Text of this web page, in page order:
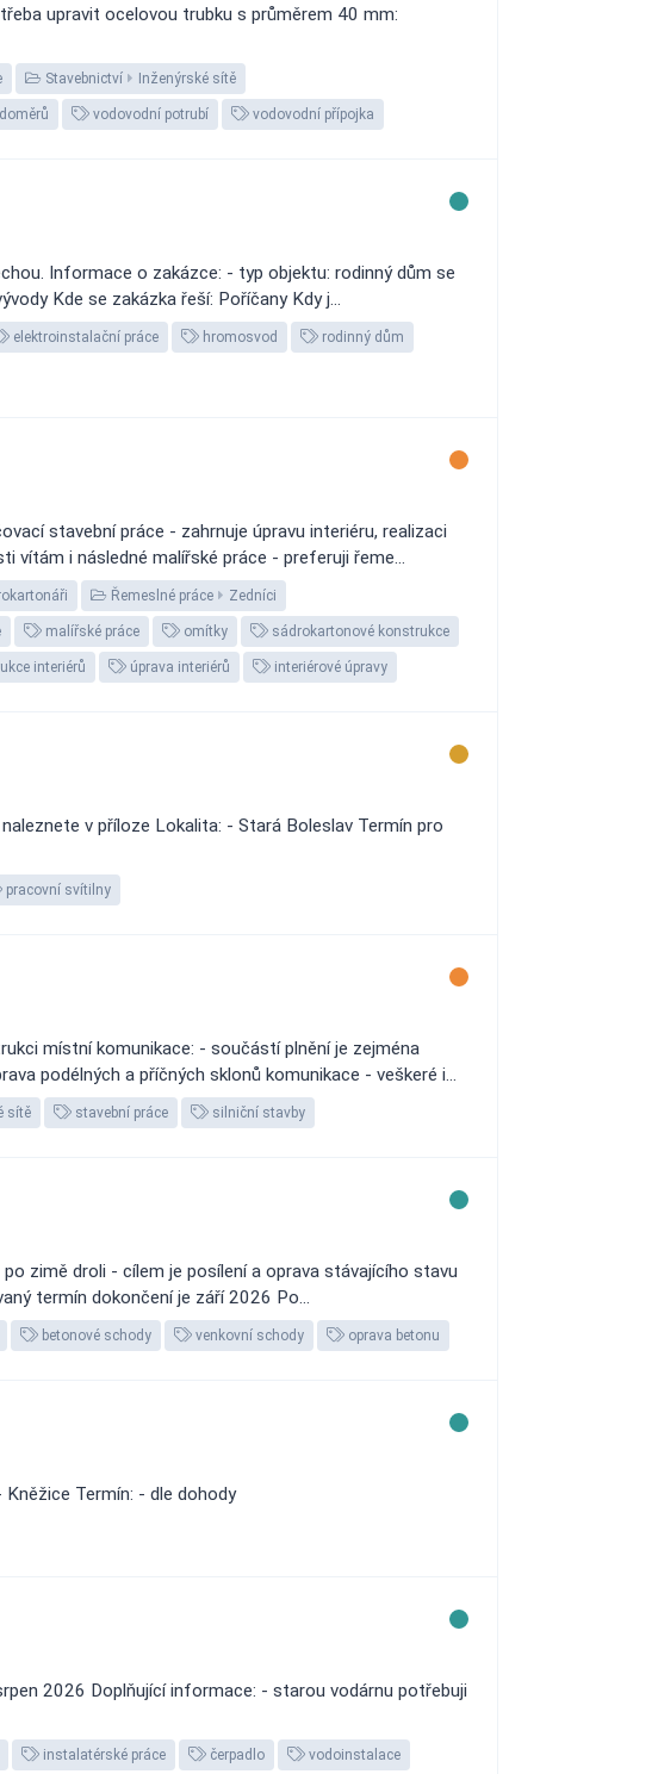
upravit ocelovou trubku s průměrem 40 mm:
Stavebnictví Inženýrské sítě
vodovodní potrubí vodovodní přípojka
Informace o zakázce: - typ objektu: rodinný dům se
Kde se zakázka řeší: Poříčany Kdy j...
elektroinstalační práce hromosvod rodinný dům
stavební práce - zahrnuje úpravu interiéru, realizaci
vítám i následné malířské práce - preferuji řeme...
Řemeslné práce Zedníci
malířské práce omítky sádrokartonové konstrukce
interiérů úprava interiérů interiérové úpravy
v příloze Lokalita: - Stará Boleslav Termín pro
pracovní svítilny
místní komunikace: - součástí plnění je zejména
podélných a příčných sklonů komunikace - veškeré i...
sítě stavební práce silniční stavby
zimě droli - cílem je posílení a oprava stávajícího stavu
termín dokončení je září 2026 Po...
betonové schody venkovní schody oprava betonu
Termín: - dle dohody
2026 Doplňující informace: - starou vodárnu potřebuji
instalatérské práce čerpadlo vodoinstalace